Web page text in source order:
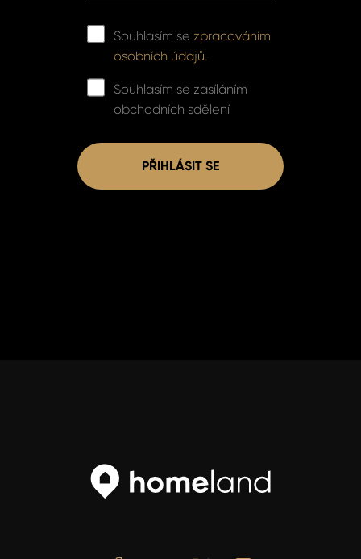
Souhlasím se zpracováním
osobních údajů.
Souhlasím se zasíláním
obchodních sdělení
PŘIHLÁSIT SE